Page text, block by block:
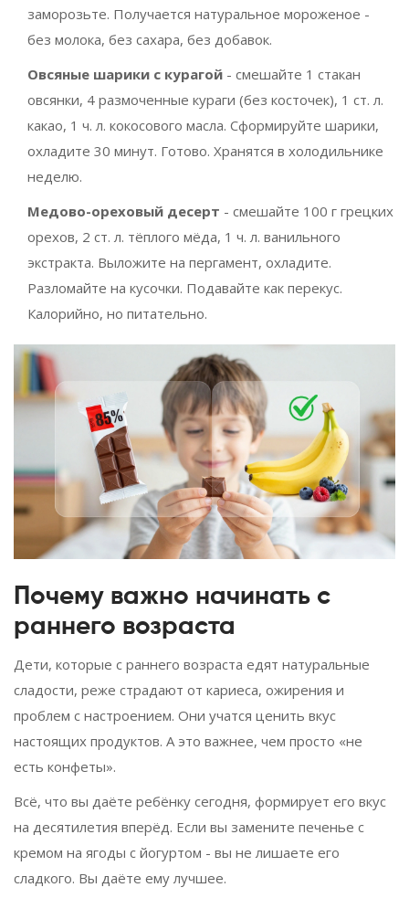
заморозьте. Получается натуральное мороженое -
без молока, без сахара, без добавок.
Овсяные шарики с курагой - смешайте 1 стакан
овсянки, 4 размоченные кураги (без косточек), 1 ст. л.
какао, 1 ч. л. кокосового масла. Сформируйте шарики,
охладите 30 минут. Готово. Хранятся в холодильнике
неделю.
Медово-ореховый десерт - смешайте 100 г грецких
орехов, 2 ст. л. тёплого мёда, 1 ч. л. ванильного
экстракта. Выложите на пергамент, охладите.
Разломайте на кусочки. Подавайте как перекус.
Калорийно, но питательно.
Почему важно начинать с
раннего возраста
Дети, которые с раннего возраста едят натуральные
сладости, реже страдают от кариеса, ожирения и
проблем с настроением. Они учатся ценить вкус
настоящих продуктов. А это важнее, чем просто «не
есть конфеты».
Всё, что вы даёте ребёнку сегодня, формирует его вкус
на десятилетия вперёд. Если вы замените печенье с
кремом на ягоды с йогуртом - вы не лишаете его
сладкого. Вы даёте ему лучшее.